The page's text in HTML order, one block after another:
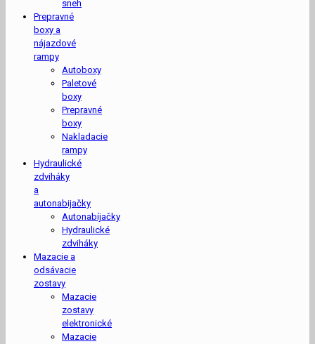
sneh
Prepravné
boxy a
nájazdové
rampy
Autoboxy
Paletové
boxy
Prepravné
boxy
Nakladacie
rampy
Hydraulické
zdviháky
a
autonabijačky
Autonabíjačky
Hydraulické
zdviháky
Mazacie a
odsávacie
zostavy
Mazacie
zostavy
elektronické
Mazacie